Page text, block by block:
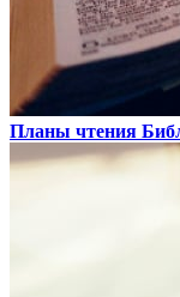
Планы чтения